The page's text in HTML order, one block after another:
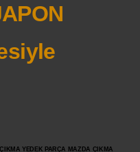
YEDEK PARÇA MAZDA ÇIKMA